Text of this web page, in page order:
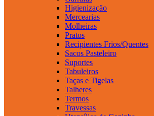
Higienização
Mercearias
Molheiras
Pratos
Recipientes Frios/Quentes
Sacos Pasteleiro
Suportes
Tabuleiros
Taças e Tigelas
Talheres
Termos
Travessas